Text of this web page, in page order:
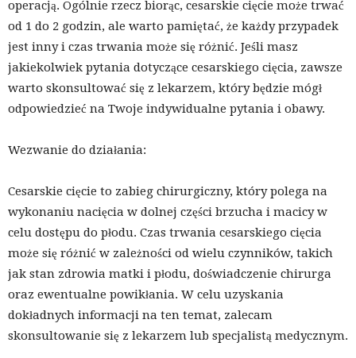
operacją. Ogólnie rzecz biorąc, cesarskie cięcie może trwać
od 1 do 2 godzin, ale warto pamiętać, że każdy przypadek
jest inny i czas trwania może się różnić. Jeśli masz
jakiekolwiek pytania dotyczące cesarskiego cięcia, zawsze
warto skonsultować się z lekarzem, który będzie mógł
odpowiedzieć na Twoje indywidualne pytania i obawy.
Wezwanie do działania:
Cesarskie cięcie to zabieg chirurgiczny, który polega na
wykonaniu nacięcia w dolnej części brzucha i macicy w
celu dostępu do płodu. Czas trwania cesarskiego cięcia
może się różnić w zależności od wielu czynników, takich
jak stan zdrowia matki i płodu, doświadczenie chirurga
oraz ewentualne powikłania. W celu uzyskania
dokładnych informacji na ten temat, zalecam
skonsultowanie się z lekarzem lub specjalistą medycznym.